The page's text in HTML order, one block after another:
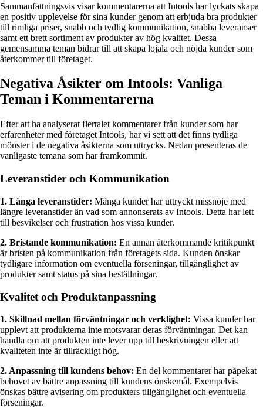
Sammanfattningsvis visar kommentarerna att Intools har lyckats skapa
en positiv upplevelse för sina kunder genom att erbjuda bra produkter
till rimliga priser, snabb och tydlig kommunikation, snabba leveranser
samt ett brett sortiment av produkter av hög kvalitet. Dessa
gemensamma teman bidrar till att skapa lojala och nöjda kunder som
återkommer till företaget.
Negativa Åsikter om Intools: Vanliga
Teman i Kommentarerna
Efter att ha analyserat flertalet kommentarer från kunder som har
erfarenheter med företaget Intools, har vi sett att det finns tydliga
mönster i de negativa åsikterna som uttrycks. Nedan presenteras de
vanligaste temana som har framkommit.
Leveranstider och Kommunikation
1. Långa leveranstider: Många kunder har uttryckt missnöje med
längre leveranstider än vad som annonserats av Intools. Detta har lett
till besvikelser och frustration hos vissa kunder.
2. Bristande kommunikation: En annan återkommande kritikpunkt
är bristen på kommunikation från företagets sida. Kunden önskar
tydligare information om eventuella förseningar, tillgänglighet av
produkter samt status på sina beställningar.
Kvalitet och Produktanpassning
1. Skillnad mellan förväntningar och verklighet: Vissa kunder har
upplevt att produkterna inte motsvarar deras förväntningar. Det kan
handla om att produkten inte lever upp till beskrivningen eller att
kvaliteten inte är tillräckligt hög.
2. Anpassning till kundens behov: En del kommentarer har påpekat
behovet av bättre anpassning till kundens önskemål. Exempelvis
önskas bättre avisering om produkters tillgänglighet och eventuella
förseningar.